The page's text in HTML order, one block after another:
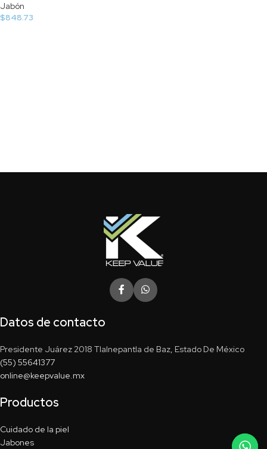
Jabón
$848.73
Datos de contacto
Presidente Juárez 2018 Tlalnepantla de Baz, Estado De México
(55) 55641377
online@keepvalue.mx
Productos
Cuidado de la piel
Jabones